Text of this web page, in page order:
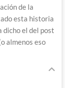
de la
esta historia
dicho el del post
almenos eso